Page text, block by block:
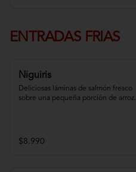
ENTRADAS FRIAS
Niguiris
Deliciosas láminas de salmón fresco
sobre una pequeña porción de arroz.
$8.990